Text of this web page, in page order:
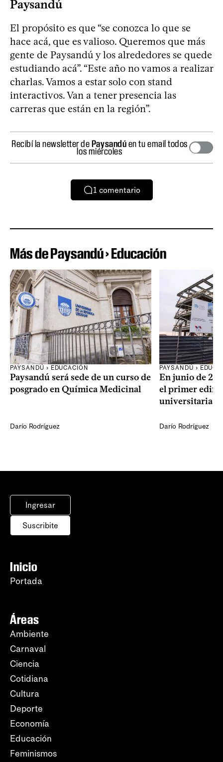
Paysandú
El propósito es que “se conozca lo que se
hace acá, que es valioso. Queremos que más
gente de Paysandú y los alrededores se quede
estudiando acá”. “Este año no vamos a realizar
charlas. Vamos a estar solo con stand
interactivos. Van a tener presencia las
carreras que están en la región”.
Recibí la newsletter dePaysandúen tu email todos
los miércoles
1 comentario
Más de Paysandú › Educación
PAYSANDÚ › EDUCACIÓN
Paysandú será sede de un curso de
posgrado en Química Medicinal
Darío Rodríguez
PAYSANDÚ ›
En junio de
el primer
universitaria
Darío Rodríguez
Ingresar
Suscribite
Inicio
Portada
Áreas
Ambiente
Carnaval
Ciencia
Cotidiana
Cultura
Deporte
Economía
Educación
Feminismos